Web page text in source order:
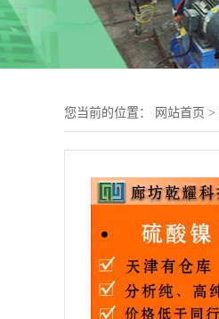
您当前的位置： 网站首页 >